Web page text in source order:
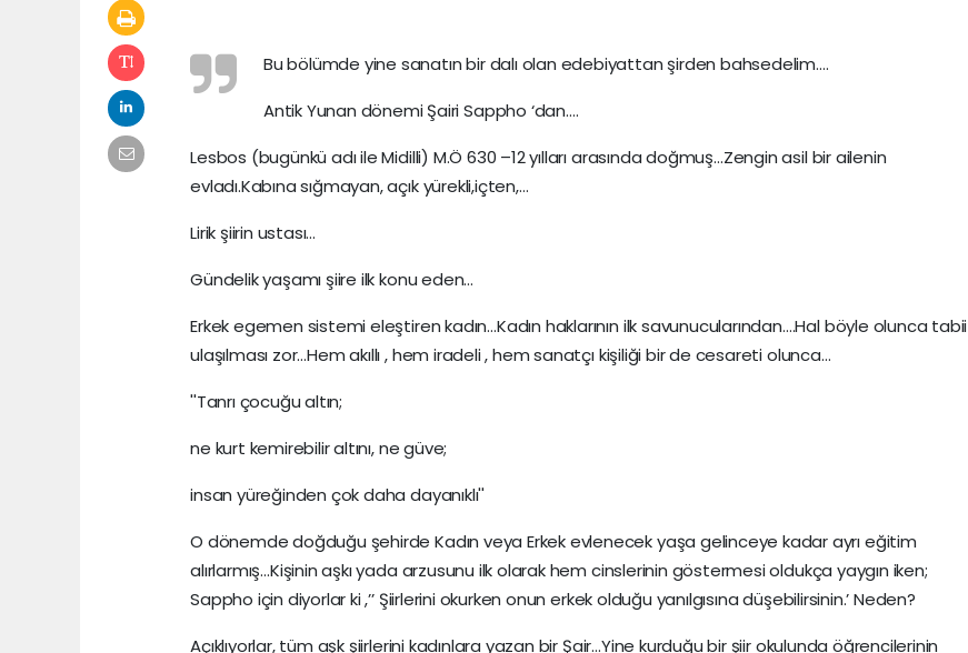
Bu bölümde yine sanatın bir dalı olan edebiyattan şirden bahsedelim….
Antik Yunan dönemi Şairi Sappho ‘dan….
Lesbos (bugünkü adı ile Midilli) M.Ö 630 –12 yılları arasında doğmuş…Zengin asil bir ailenin
evladı.Kabına sığmayan, açık yürekli,içten,…
Lirik şiirin ustası…
Gündelik yaşamı şiire ilk konu eden…
Erkek egemen sistemi eleştiren kadın…Kadın haklarının ilk savunucularından….Hal böyle olunca tabii
ulaşılması zor…Hem akıllı , hem iradeli , hem sanatçı kişiliği bir de cesareti olunca…
''Tanrı çocuğu altın;
ne kurt kemirebilir altını, ne güve;
insan yüreğinden çok daha dayanıklı''
O dönemde doğduğu şehirde Kadın veya Erkek evlenecek yaşa gelinceye kadar ayrı eğitim
alırlarmış…Kişinin aşkı yada arzusunu ilk olarak hem cinslerinin göstermesi oldukça yaygın iken;
Sappho için diyorlar ki ,’’ Şiirlerini okurken onun erkek olduğu yanılgısına düşebilirsinin.’ Neden?
Açıklıyorlar, tüm aşk şiirlerini kadınlara yazan bir Şair…Yine kurduğu bir şiir okulunda öğrencilerinin